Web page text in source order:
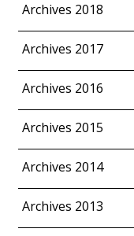
Archives 2018
Archives 2017
Archives 2016
Archives 2015
Archives 2014
Archives 2013